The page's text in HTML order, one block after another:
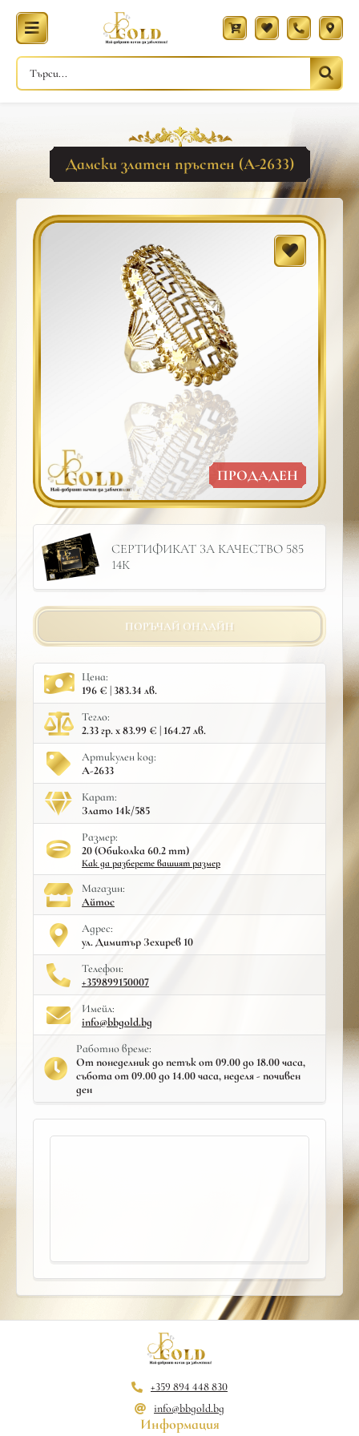
Дамски златен пръстен (A-2633)
ПРОДАДЕН
СЕРТИФИКАТ ЗА КАЧЕСТВО 585
14К
ПОРЪЧАЙ ОНЛАЙН
Цена:
196 € | 383.34 лв.
Тегло:
2.33 гр. x 83.99 € | 164.27 лв.
Артикулен код:
A-2633
Карат:
Злато 14к/585
Размер:
20 (Обиколка 60.2 mm)
Как да разберете вашият размер
Mагазин:
Айтос
Адрес:
ул. Димитър Зехирев 10
Телефон:
+359899150007
Имейл:
info@bbgold.bg
Работно време:
От понеделник до петък от 09.00 до 18.00 часа,
събота от 09.00 до 14.00 часа, неделя - почивен
ден
+359 894 448 830
info@bbgold.bg
Информация